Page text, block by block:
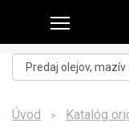
Úvod > Katalóg